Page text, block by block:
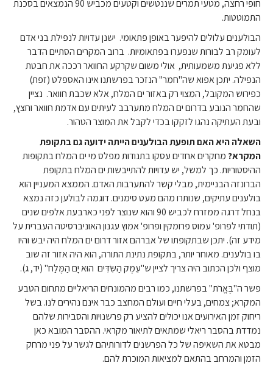
חופי רחצה, מטעי תמרים שננטשים וקטעים מכביש 90 הנמצאים בסכנת
התמוטטות.
הבולענים עלולים להיפער באופן פתאומי. ישנן עדויות לנפילת בני אדם
לעומק רב לבורות שנפערו בפתאומיות. ברוב המקרים הסתיים הדבר
ללא פגיעת משמעותית, אולי משום שקרקע החוואר רככה את חבטת
הנפילה. יתכן אפוא שה"חמר" הנזכר בפרשתנו אינו האספלט (זפת)
כפירוש המקובל, המצוי רק באזור ים המלח, אלא שכבת חוואר. נציין
שהחמר הנובע בדרום ים המלח מתערבב לעיתים עם אדמת חוואר וחצץ,
ובעת העתיקה נהגו לזקקו בכדי לקבל את המוצר הטהור.
השאלה היא האם תופעת הבולענים הייתה ידועה גם בתקופת
המקרא?מחקרים אחדים עסקו בתנודות מפלס מי ים המלח בתקופות
ההיסטוריות. כך למשל, יש עדויות להתייבשות ים המלח בתקופת
הברונזה הבניימית, מבלי קשר להתערבות האדם. הממצא המעניין הוא
בולענים עתיקים, שנותרו מהם מעט סימנים. דוגמה לבולען כזה נמצא
בנחל דרגה ממזרח לכביש 90 והוא שנוצר לפני כארבעת אלפים שנים
(תודתי לפרופ' עמוס פרומקין ופרופ' אמוץ עגנון האוניברסיטה העברית על
מידע זה). יתכן שבתקופתו של אברהם אזור דרום ים המלח היה יבש והיו
בו בולענים. מאוחר יותר, בתקופת נתינת התורה, הוא היה אזור זה שוב
מוצף ולכן הכתוב היה צריך לציין ש"עֵמֶק הַשִּׂדִּים הוּא יָם הַמֶּלַח" (יד, ג).
פשר ה"בֶּאֱרֹת" בפרשתנו, כמו רבים מהמונחים הריאליים מתחום הטבע
המקרא; צמחים, בעלי חיים ועולם המחצב כבר אינם נהירים לנו. בשל
ריחוק זמן האירועים אנו יכולים להציע רק פרשנויות והסבירות שלהם
נמדדת בהסבר ריאלי שמתאים לתיאור מקראי. ההסבר המובא כאן
מבטא את השאיפה של כל הפרשנים לדורותיהם לגשר על פני מרחק
הזמן והמרחב בהתאם למציאות המוכרת להם.